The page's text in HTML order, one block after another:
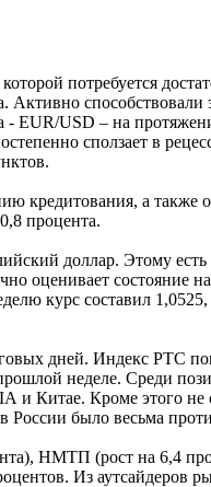
потребуется
способствовали
- EUR/USD – на
сползает в
кредитования, а
процента.
доллар. Этому есть
оценивает состояние
курс составил
дней. Индекс РТС
неделе. Среди
и Китае. Кроме этого не
России было весьма
НМТП (рост на 6,4
Из аутсайдеров